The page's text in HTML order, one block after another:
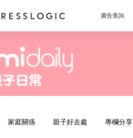
廣告查詢
家庭關係 親子好去處 專欄分享